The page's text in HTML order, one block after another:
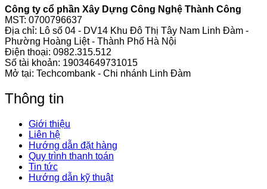
Công ty cổ phần Xây Dựng Công Nghệ Thành Công
MST: 0700796637
Địa chỉ: Lô số 04 - DV14 Khu Đô Thị Tây Nam Linh Đàm -
Phường Hoàng Liệt - Thành Phố Hà Nội
Điện thoại: 0982.315.512
Số tài khoản: 19034649731015
Mở tại: Techcombank - Chi nhánh Linh Đàm
Thông tin
Giới thiệu
Liên hệ
Hướng dẫn đặt hàng
Quy trình thanh toán
Tin tức
Hướng dẫn kỹ thuật